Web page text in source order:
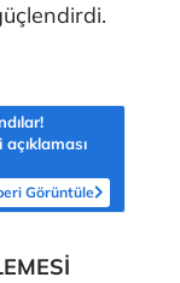
Görüntüle